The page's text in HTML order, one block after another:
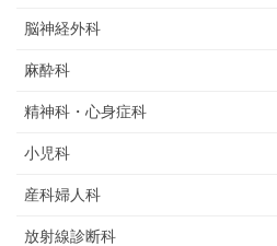
脳神経外科
麻酔科
精神科・心身症科
小児科
産科婦人科
放射線診断科